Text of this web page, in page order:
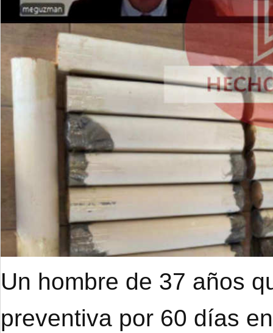
Un hombre de 37 años
preventiva por 60 días